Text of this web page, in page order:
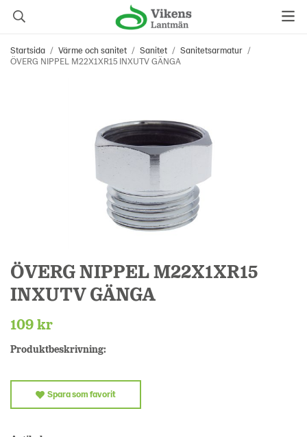
Startsida / Värme och sanitet / Sanitet / Sanitetsarmatur /
ÖVERG NIPPEL M22X1XR15 INXUTV GÄNGA
ÖVERG NIPPEL M22X1XR15
INXUTV GÄNGA
109 kr
Produktbeskrivning:
Spara som favorit